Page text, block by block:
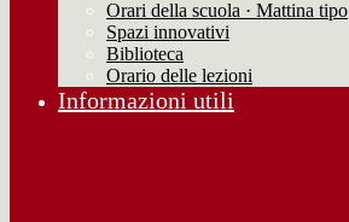
Orari della scuola · Mattina tipo
Spazi innovativi
Biblioteca
Orario delle lezioni
Informazioni utili